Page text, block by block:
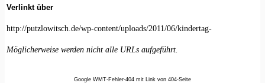
Verlinkt über
httр://рutzlοwitsсh.dе/wp-cοntеnt/uрlοads/2011/06/kindеrtag-
Möglicherweise werden nicht alle URLs aufgeführt.
Google WMT-Fehler-404 mit Link von 404-Seite